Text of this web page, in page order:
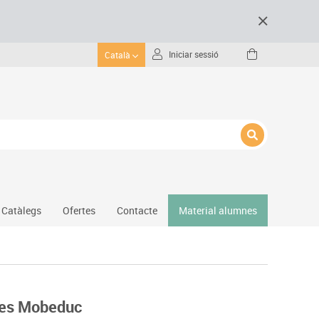
Català Iniciar sessió
Protecció esportiva
Catàlegs Ofertes Contacte Material alumnes
Mobeduc